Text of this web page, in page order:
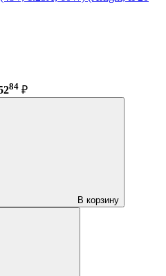
84 ₽
В корзину